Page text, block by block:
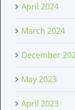
April 2024
March 2024
December
May 2023
April 2023